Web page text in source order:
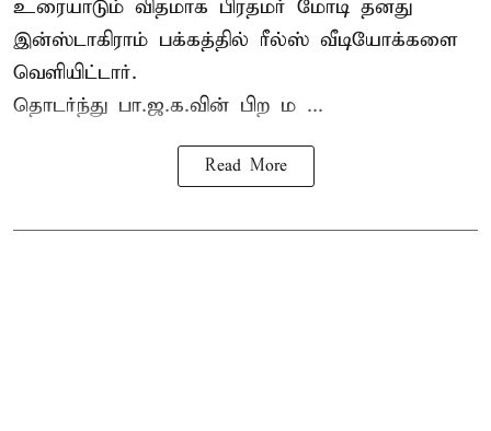
உரையாடும் விதமாக பிரதமர் மோடி தனது
இன்ஸ்டாகிராம் பக்கத்தில் ரீல்ஸ் வீடியோக்களை
வெளியிட்டார்.
தொடர்ந்து பா.ஜ.க.வின் பிற ம ...
Read More